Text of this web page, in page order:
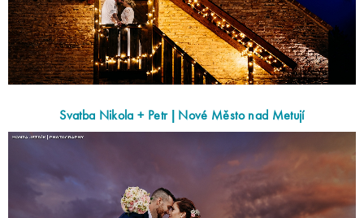
Svatba Nikola + Petr | Nové Město nad Metují